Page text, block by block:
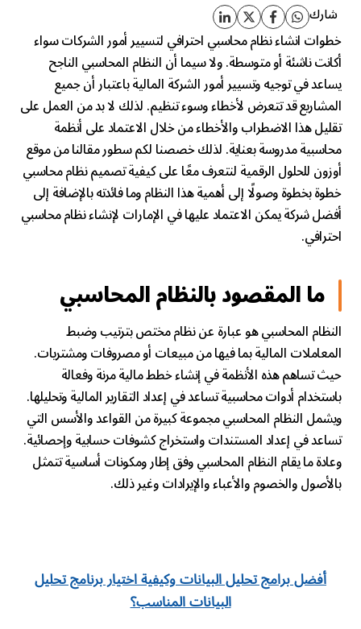
شارك
خطوات انشاء نظام محاسبي احترافي لتسيير أمور الشركات سواء
أكانت ناشئة أو متوسطة. ولا سيما أن النظام المحاسبي الناجح
يساعد في توجيه وتسيير أمور الشركة المالية باعتبار أن جميع
المشاريع قد تتعرض لأخطاء وسوء تنظيم. لذلك لا بد من العمل على
تقليل هذا الاضطراب والأخطاء من خلال الاعتماد على أنظمة
محاسبية مدروسة بعناية. لذلك خصصنا لكم سطور مقالنا من موقع
أوزون للحلول الرقمية لنتعرف معًا على كيفية تصميم نظام محاسبي
خطوة بخطوة وصولًا إلى أهمية هذا النظام وما فائدته بالإضافة إلى
أفضل شركة يمكن الاعتماد عليها في الإمارات لإنشاء نظام محاسبي
احترافي.
ما المقصود بالنظام المحاسبي
النظام المحاسبي هو عبارة عن نظام مختص بترتيب وضبط
المعاملات المالية بما فيها من مبيعات أو مصروفات ومشتريات.
حيث تساهم هذه الأنظمة في إنشاء خطط مالية مرنة وفعالة
باستخدام أدوات محاسبية تساعد في إعداد التقارير المالية وتحليلها.
ويشمل النظام المحاسبي مجموعة كبيرة من القواعد والأسس التي
تساعد في إعداد المستندات واستخراج كشوفات حسابية وإحصائية.
وعادة ما يقام النظام المحاسبي وفق إطار ومكونات أساسية تتمثل
بالأصول والخصوم والأعباء والإيرادات وغير ذلك.
أفضل برامج تحليل البيانات وكيفية اختيار برنامج تحليل
البيانات المناسب؟